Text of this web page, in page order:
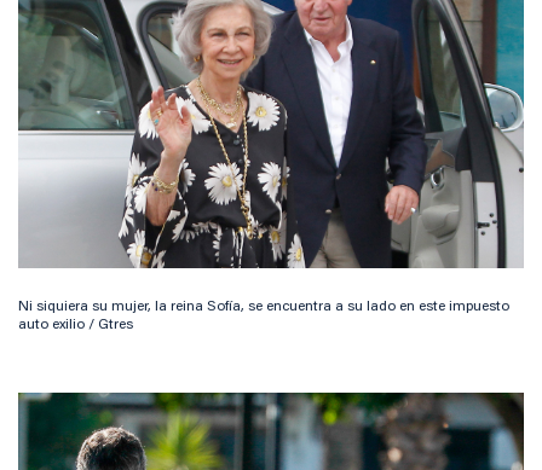
Ni siquiera su mujer, la reina Sofía, se encuentra a su lado en este impuesto
auto exilio / Gtres